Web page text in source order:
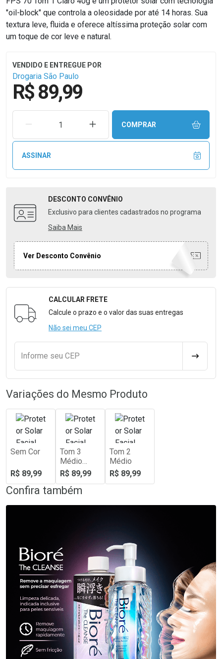
"oil-block" que controla a oleosidade por até 14 horas. Sua
textura leve, fluida e oferece altíssima proteção solar com
um toque de cor leve e natural.
Drogaria São Paulo
R$ 89,99
REMOVER UMA UNIDADEAUMENTAR UMA UNIDADE
COMPRAR
ASSINAR
DESCONTO CONVÊNIO
Exclusivo para clientes cadastrados no programa
Saiba Mais
Ver Desconto Convênio
Formulário para Calcular o Frete
CALCULAR FRETE
Calcule o prazo e o valor das suas entregas
Não sei meu CEP
Informe seu CEP
Variações do Mesmo Produto
Sem Cor
R$ 89,99
Tom 3
Médio
Escuro
R$ 89,99
Tom 2
Médio
R$ 89,99
Confira também